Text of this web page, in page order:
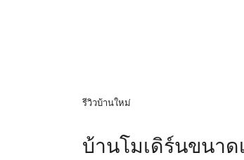
รีวิวบ้านใหม่
บ้านโมเดิร์นขนาด